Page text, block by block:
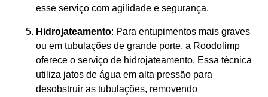
esse serviço com agilidade e segurança.
Hidrojateamento: Para entupimentos mais graves
ou em tubulações de grande porte, a Roodolimp
oferece o serviço de hidrojateamento. Essa técnica
utiliza jatos de água em alta pressão para
desobstruir as tubulações, removendo